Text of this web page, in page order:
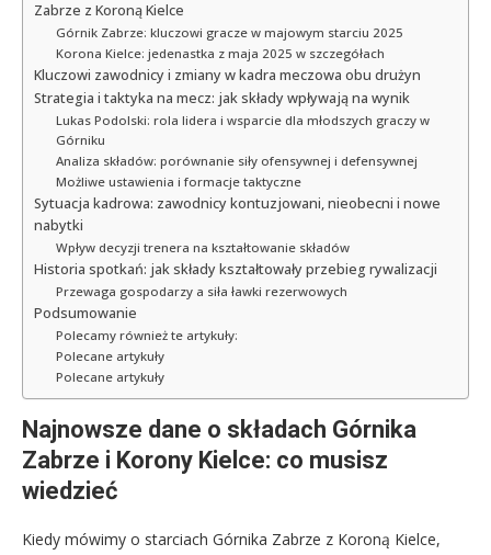
Zabrze z Koroną Kielce
Górnik Zabrze: kluczowi gracze w majowym starciu 2025
Korona Kielce: jedenastka z maja 2025 w szczegółach
Kluczowi zawodnicy i zmiany w kadra meczowa obu drużyn
Strategia i taktyka na mecz: jak składy wpływają na wynik
Lukas Podolski: rola lidera i wsparcie dla młodszych graczy w
Górniku
Analiza składów: porównanie siły ofensywnej i defensywnej
Możliwe ustawienia i formacje taktyczne
Sytuacja kadrowa: zawodnicy kontuzjowani, nieobecni i nowe
nabytki
Wpływ decyzji trenera na kształtowanie składów
Historia spotkań: jak składy kształtowały przebieg rywalizacji
Przewaga gospodarzy a siła ławki rezerwowych
Podsumowanie
Polecamy również te artykuły:
Polecane artykuły
Polecane artykuły
Najnowsze dane o składach Górnika
Zabrze i Korony Kielce: co musisz
wiedzieć
Kiedy mówimy o starciach Górnika Zabrze z Koroną Kielce,